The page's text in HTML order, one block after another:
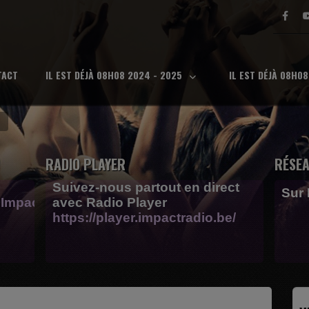
IL EST DÉJÀ 08H08 2024 - 2025 IL EST DÉJÀ
RADIO PLAYER
Suivez-nous partout en direct
avec Radio Player
https://player.impactradio.be/
Sur